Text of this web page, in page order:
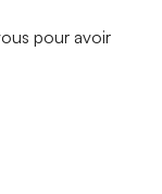
pour avoir